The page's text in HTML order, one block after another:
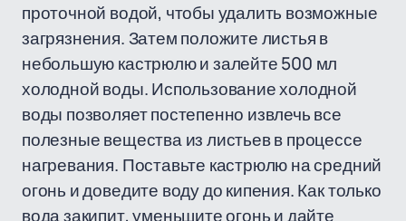
проточной водой, чтобы удалить возможные
загрязнения. Затем положите листья в
небольшую кастрюлю и залейте 500 мл
холодной воды. Использование холодной
воды позволяет постепенно извлечь все
полезные вещества из листьев в процессе
нагревания. Поставьте кастрюлю на средний
огонь и доведите воду до кипения. Как только
вода закипит, уменьшите огонь и дайте